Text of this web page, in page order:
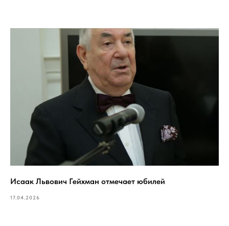
Исаак Львович Гейхман отмечает юбилей
17.04.2026